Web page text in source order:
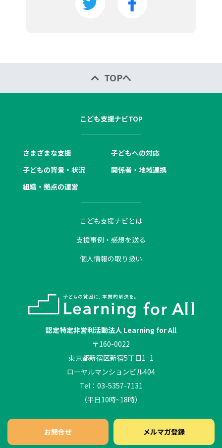
TOPへ
こども支援ナビTOP
さまざまな支援
子どもへの対応
子どもの背景・状況
関係者・地域連携
組織・拠点の運営
こども支援ナビとは
支援事例・感想を送る
個人情報の取り扱い
認定特定非営利活動法人 Learning for All
〒160-0022
東京都新宿区新宿5丁目1−1
ローヤルマンションビル404
Tel：03-5357-7131
（平日10時~18時）
お問合せ メルマガ登録